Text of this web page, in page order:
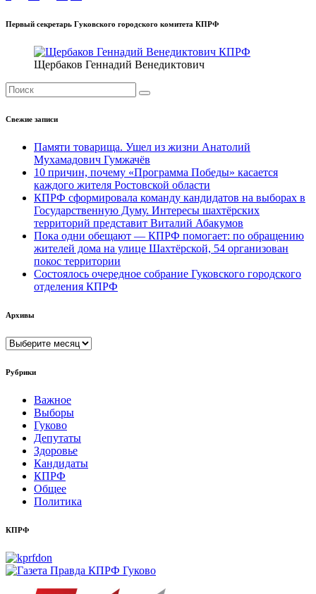
по
Первый секретарь Гуковского городского комитета КПРФ
Щербаков Геннадий Венедиктович
Свежие записи
Памяти товарища. Ушел из жизни Анатолий
Мухамадович Гумжачёв
10 причин, почему «Программа Победы» касается
каждого жителя Ростовской области
КПРФ сформировала команду кандидатов на выборах в
Государственную Думу. Интересы шахтёрских
территорий представит Виталий Абакумов
Пока одни обещают — КПРФ помогает: по обращению
жителей дома на улице Шахтёрской, 54 организован
покос территории
Состоялось очередное собрание Гуковского городского
отделения КПРФ
Архивы
Архивы
Рубрики
Важное
Выборы
Гуково
Депутаты
Здоровье
Кандидаты
КПРФ
Общее
Политика
КПРФ